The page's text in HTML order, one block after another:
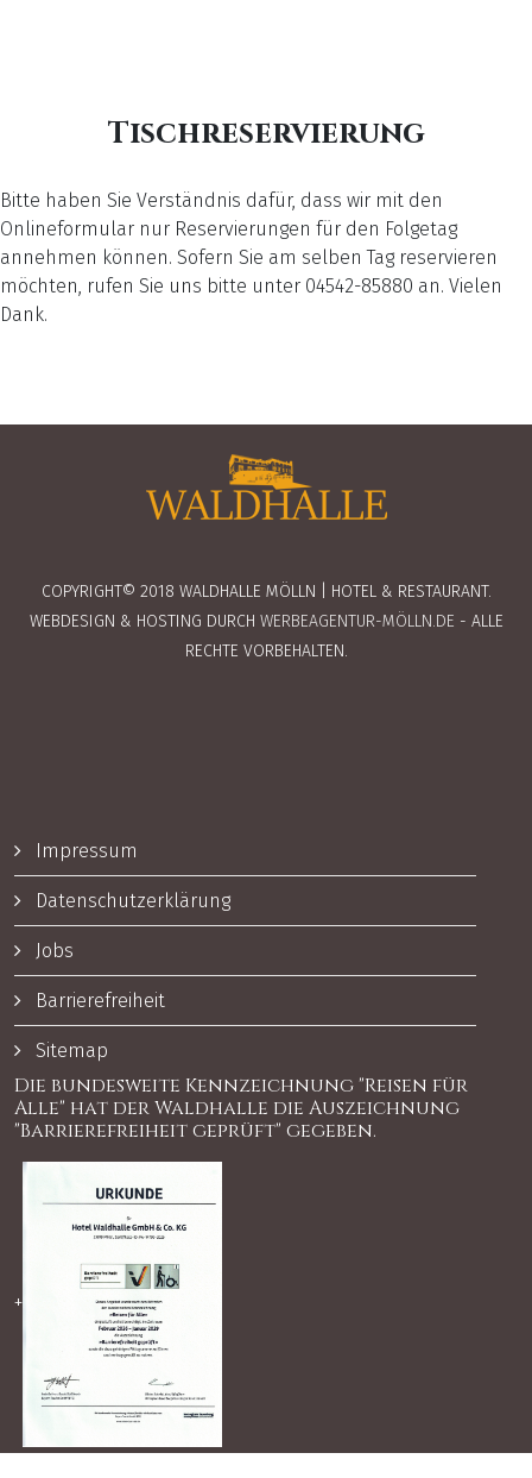
Tischreservierung
Bitte haben Sie Verständnis dafür, dass wir mit den
Onlineformular nur Reservierungen für den Folgetag
annehmen können. Sofern Sie am selben Tag reservieren
möchten, rufen Sie uns bitte unter 04542-85880 an. Vielen
Dank.
COPYRIGHT© 2018 WALDHALLE MÖLLN | HOTEL & RESTAURANT.
WEBDESIGN & HOSTING DURCH WERBEAGENTUR-MÖLLN.DE - ALLE
RECHTE VORBEHALTEN.
Impressum
Datenschutzerklärung
Jobs
Barrierefreiheit
Sitemap
Die bundesweite Kennzeichnung "Reisen für
Alle" hat der Waldhalle die Auszeichnung
"Barrierefreiheit geprüft" gegeben.
+